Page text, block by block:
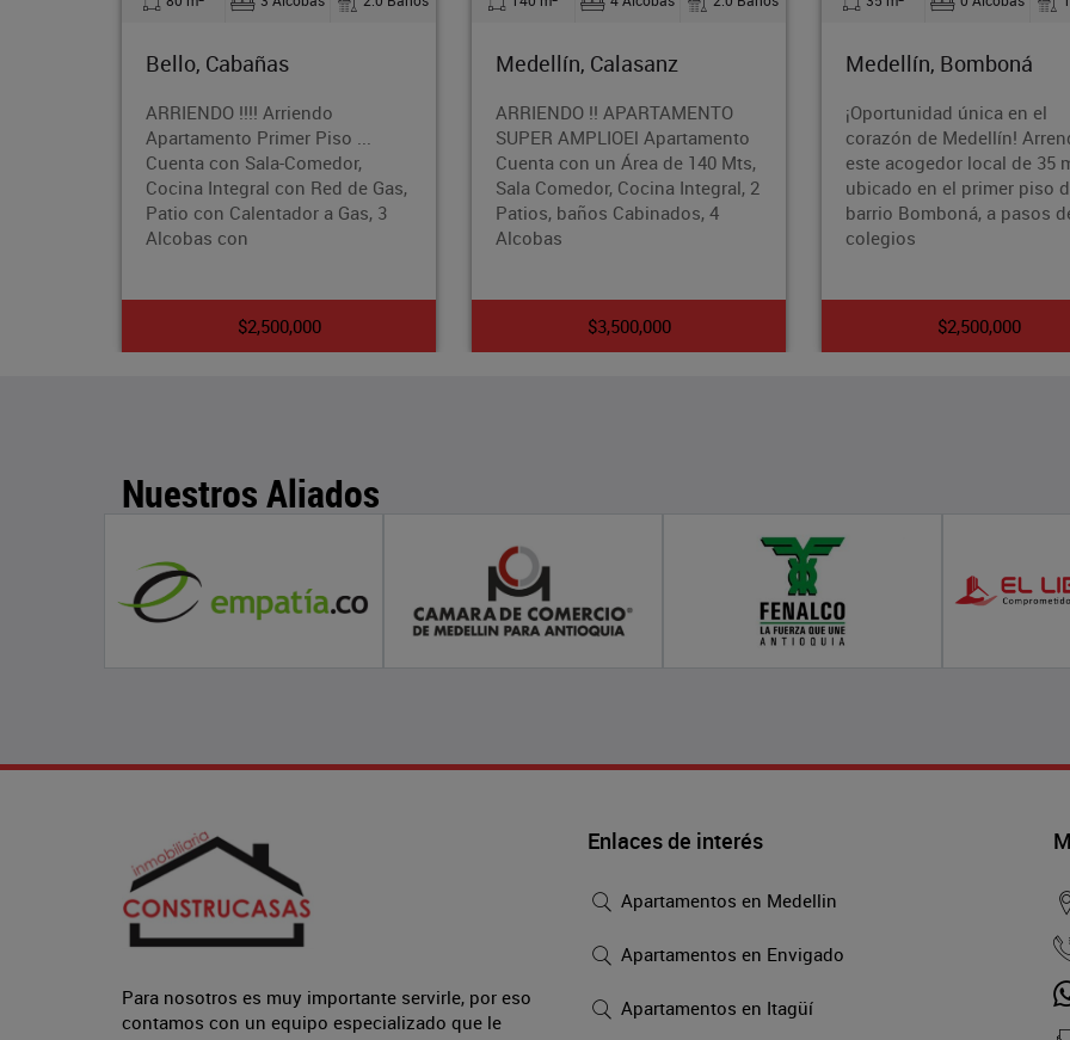
Medellín, Calasanz
ARRIENDO !! APARTAMENTO
SUPER AMPLIOEl Apartamento
Cuenta con un Área de 140 Mts,
Sala Comedor, Cocina Integral, 2
Patios, baños Cabinados, 4
Alcobas
$3,500,000
Medellín, Bomboná
¡Oportunidad única en el
corazón de Medellín! Arrenda
este acogedor local de 35 m²
ubicado en el primer piso del
barrio Bomboná, a pasos de
colegios
$2,500,000
Medellín, Belen
¿Buscas un espacio y
para llamar hogar?
este cómodo Apto-
en el encantador
Belén, Medellín. Con
35
$1,290,000
Nuestros Aliados
Para nosotros es muy importante servirle, por eso
contamos con un equipo especializado que le
Enlaces de interés
Apartamentos en Medellin
Apartamentos en Envigado
Apartamentos en Itagüí